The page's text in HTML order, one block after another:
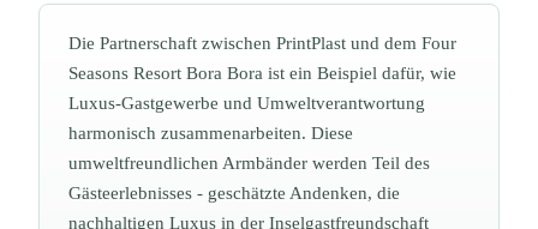
Die Partnerschaft zwischen PrintPlast und dem Four
Seasons Resort Bora Bora ist ein Beispiel dafür, wie
Luxus-Gastgewerbe und Umweltverantwortung
harmonisch zusammenarbeiten. Diese
umweltfreundlichen Armbänder werden Teil des
Gästeerlebnisses - geschätzte Andenken, die
nachhaltigen Luxus in der Inselgastfreundschaft